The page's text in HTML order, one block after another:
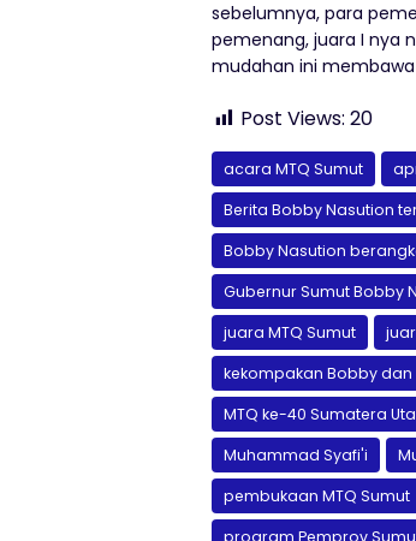
sebelumnya, para
pemenang, juara I nya
mudahan ini membawa
Post Views: 20
acara MTQ Sumut
Berita Bobby Nasution
Bobby Nasution
Gubernur Sumut Bobby
juara MTQ Sumut
kekompakan Bobby dan
MTQ ke-40 Sumatera
Muhammad Syafi'i
pembukaan MTQ Sumut
program Pemprov